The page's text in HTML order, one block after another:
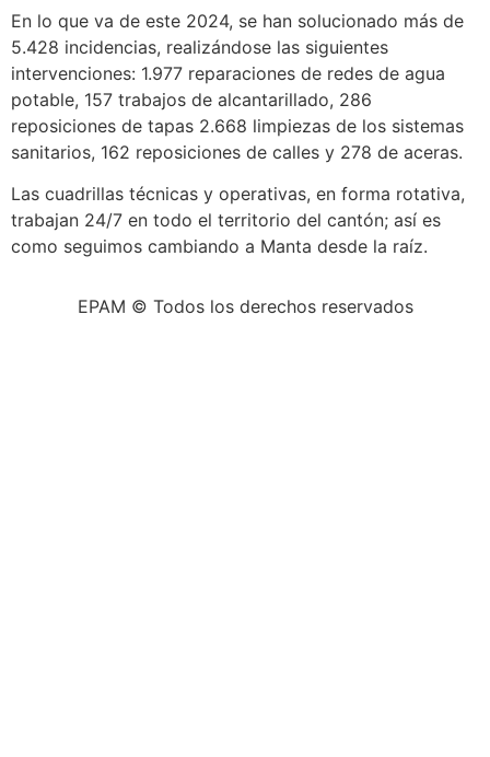
En lo que va de este 2024, se han solucionado más de
5.428 incidencias, realizándose las siguientes
intervenciones: 1.977 reparaciones de redes de agua
potable, 157 trabajos de alcantarillado, 286
reposiciones de tapas 2.668 limpiezas de los sistemas
sanitarios, 162 reposiciones de calles y 278 de aceras.
Las cuadrillas técnicas y operativas, en forma rotativa,
trabajan 24/7 en todo el territorio del cantón; así es
como seguimos cambiando a Manta desde la raíz.
EPAM © Todos los derechos reservados